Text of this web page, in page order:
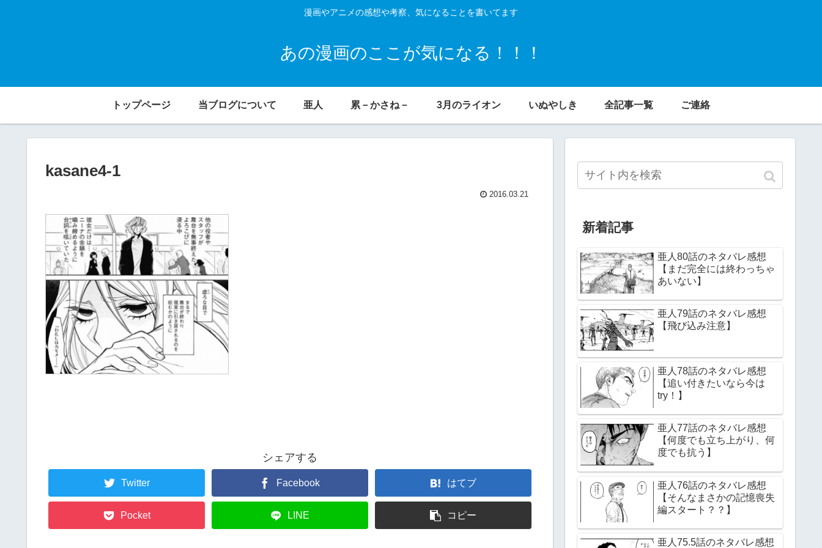
漫画やアニメの感想や考察、気になることを書いてます
あの漫画のここが気になる！！！
トップページ 当ブログについて 亜人 累－かさね－ 3月のライオン いぬやしき 全記事一覧 ご連絡
kasane4-1
2016.03.21
シェアする
Twitter Facebook はてブ
Pocket LINE コピー
新着記事
亜人80話のネタバレ感想
【まだ完全には終わっちゃ
あいない】
亜人79話のネタバレ感想
【飛び込み注意】
亜人78話のネタバレ感想
【追い付きたいなら今は
try！】
亜人77話のネタバレ感想
【何度でも立ち上がり、何
度でも抗う】
亜人76話のネタバレ感想
【そんなまさかの記憶喪失
編スタート？？】
亜人75.5話のネタバレ感想